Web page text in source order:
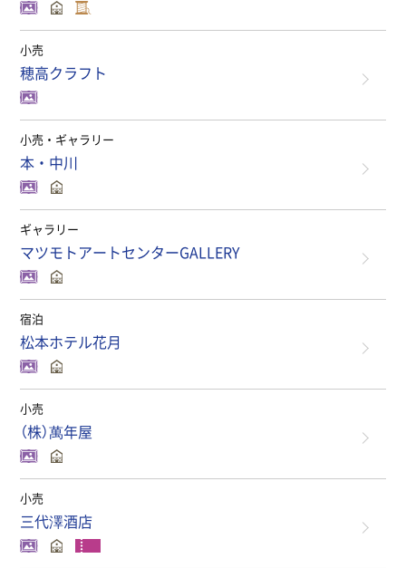
小売
穂高クラフト
小売・ギャラリー
本・中川
ギャラリー
マツモトアートセンターGALLERY
宿泊
松本ホテル花月
小売
（株）萬年屋
小売
三代澤酒店